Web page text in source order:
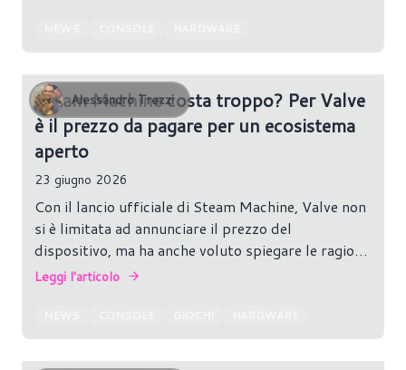
Alessandro Trezzi
Steam Machine costa troppo? Per Valve
è il prezzo da pagare per un ecosistema
aperto
23 giugno 2026
Con il lancio ufficiale di Steam Machine, Valve non
si è limitata ad annunciare il prezzo del
dispositivo, ma ha anche voluto spiegare le ragioni
che hanno portato la nuova piattaforma a
colpa non sarebbe solo della crisi delle memorie
che stiamo vivendo.
Leggi l'articolo